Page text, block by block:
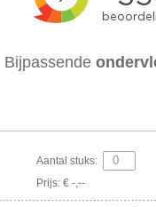
Bijpassende
Aantal stuks:
Prijs: € -,--